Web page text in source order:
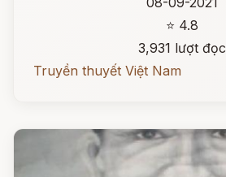
⭐ 4.8
3,931 lượt đọc
Truyền thuyết Việt Nam